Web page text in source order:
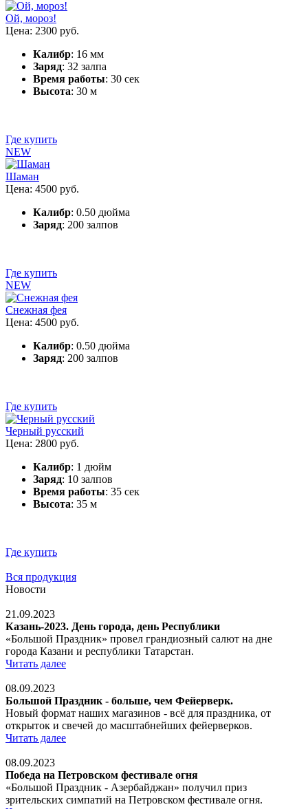
Ой, мороз!
Цена: 2300 руб.
Калибр: 16 мм
Заряд: 32 залпа
Время работы: 30 сек
Высота: 30 м
Где купить
NEW
Шаман
Цена: 4500 руб.
Калибр: 0.50 дюйма
Заряд: 200 залпов
Где купить
NEW
Снежная фея
Цена: 4500 руб.
Калибр: 0.50 дюйма
Заряд: 200 залпов
Где купить
Черный русский
Цена: 2800 руб.
Калибр: 1 дюйм
Заряд: 10 залпов
Время работы: 35 сек
Высота: 35 м
Где купить
Вся продукция
Новости
21.09.2023
Казань-2023. День города, день Республики
«Большой Праздник» провел грандиозный салют на дне
города Казани и республики Татарстан.
Читать далее
08.09.2023
Большой Праздник - больше, чем Фейерверк.
Новый формат наших магазинов - всё для праздника, от
открыток и свечей до масштабнейших фейерверков.
Читать далее
08.09.2023
Победа на Петровском фестивале огня
«Большой Праздник - Азербайджан» получил приз
зрительских симпатий на Петровском фестивале огня.